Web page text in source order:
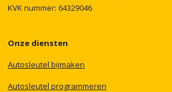
KVKnummer: 64329046
Onze diensten
Autosleutel bijmaken
Autosleutel programmeren